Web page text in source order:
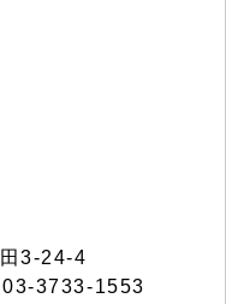
3-24-4
3733-1553